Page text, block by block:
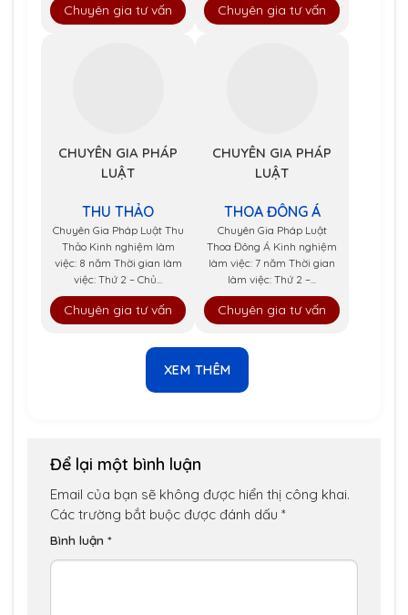
Chuyên gia tư vấn Chuyên gia tư vấn
CHUYÊN GIA PHÁP
LUẬT
THU THẢO
Chuyên Gia Pháp Luật Thu
Thảo Kinh nghiệm làm
việc: 8 năm Thời gian làm
việc: Thứ 2 – Chủ...
Chuyên gia tư vấn
CHUYÊN GIA PHÁP
LUẬT
THOA ĐÔNG Á
Chuyên Gia Pháp Luật
Thoa Đông Á Kinh nghiệm
làm việc: 7 năm Thời gian
làm việc: Thứ 2 –...
Chuyên gia tư vấn
XEM THÊM
Để lại một bình luận
Email của bạn sẽ không được hiển thị công khai.
Các trường bắt buộc được đánh dấu *
Bình luận *